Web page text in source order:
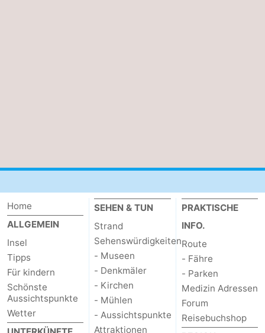
Rundfahrten
-
Bauernhöfe
-
Spielplätze
-
Minigolfplätze
Natur
Führungen
Home
ALLGEMEIN
Insel
Tipps
Für kindern
Schönste
Aussichtspunkte
Wetter
SEHEN & TUN
Strand
Sehenswürdigkeiten
- Museen
- Denkmäler
- Kirchen
- Mühlen
- Aussichtspunkte
Attraktionen
PRAKTISCHE
INFO.
Route
- Fähre
- Parken
Medizin Adressen
Forum
Reisebuchshop